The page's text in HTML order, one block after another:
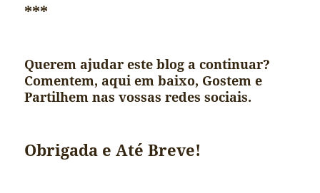
***
Querem ajudar este blog a continuar?
Comentem, aqui em baixo, Gostem e
Partilhem nas vossas redes sociais.
Obrigada e Até Breve!